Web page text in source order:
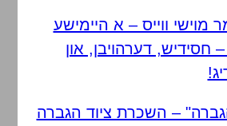
מוישי ווייס – א היימישע
– חסידיש, דערהויבן, און
– השכרת ציוד הגברה